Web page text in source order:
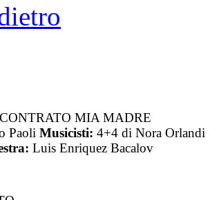
MIA MADRE
Paoli Musicisti: 4+4 di Nora Orlandi
Luis Enriquez Bacalov